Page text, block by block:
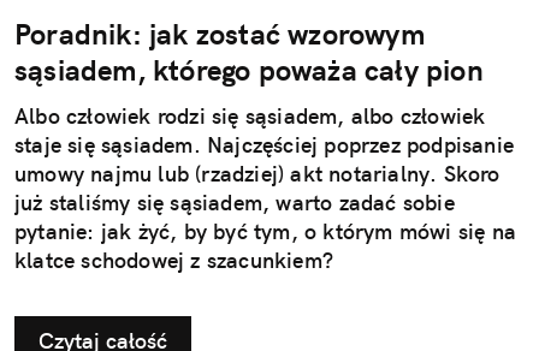
Poradnik: jak zostać wzorowym
sąsiadem, którego poważa cały pion
Albo człowiek rodzi się sąsiadem, albo człowiek
staje się sąsiadem. Najczęściej poprzez podpisanie
umowy najmu lub (rzadziej) akt notarialny. Skoro
już staliśmy się sąsiadem, warto zadać sobie
pytanie: jak żyć, by być tym, o którym mówi się na
klatce schodowej z szacunkiem?
Czytaj całość